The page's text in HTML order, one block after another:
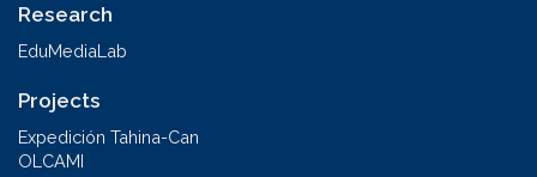
Research
EduMediaLab
Projects
Expedición Tahina-Can
OLCAMI